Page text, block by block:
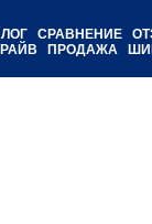
СРАВНЕНИЕ
ПРОДАЖА